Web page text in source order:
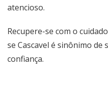
atencioso.
Recupere-se com o
se Cascavel é sinônimo de
confiança.